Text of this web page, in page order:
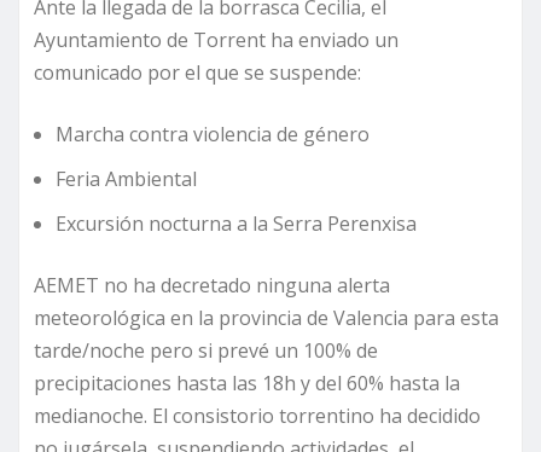
Ante la llegada de la borrasca Cecilia, el
Ayuntamiento de Torrent ha enviado un
comunicado por el que se suspende:
Marcha contra violencia de género
Feria Ambiental
Excursión nocturna a la Serra Perenxisa
AEMET no ha decretado ninguna alerta
meteorológica en la provincia de Valencia para esta
tarde/noche pero si prevé un 100% de
precipitaciones hasta las 18h y del 60% hasta la
medianoche. El consistorio torrentino ha decidido